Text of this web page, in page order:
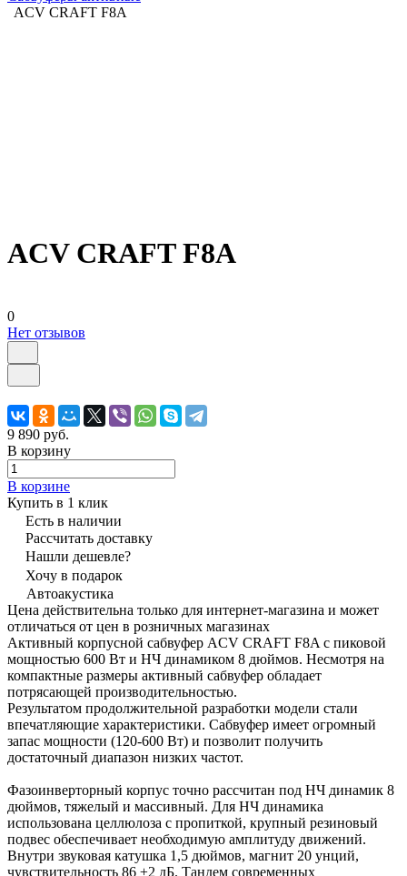
ACV CRAFT F8A
ACV CRAFT F8A
0
Нет отзывов
9 890 руб.
В корзину
В корзине
Купить в 1 клик
Есть в наличии
Рассчитать доставку
Нашли дешевле?
Хочу в подарок
Автоакустика
Цена действительна только для интернет-магазина и может
отличаться от цен в розничных магазинах
Активный корпусной сабвуфер ACV CRAFT F8A с пиковой
мощностью 600 Вт и НЧ динамиком 8 дюймов. Несмотря на
компактные размеры активный сабвуфер обладает
потрясающей производительностью.
Результатом продолжительной разработки модели стали
впечатляющие характеристики. Сабвуфер имеет огромный
запас мощности (120-600 Вт) и позволит получить
достаточный диапазон низких частот.
Фазоинверторный корпус точно рассчитан под НЧ динамик 8
дюймов, тяжелый и массивный. Для НЧ динамика
использована целлюлоза с пропиткой, крупный резиновый
подвес обеспечивает необходимую амплитуду движений.
Внутри звуковая катушка 1,5 дюймов, магнит 20 унций,
чувствительность 86 ±2 дБ. Тандем современных